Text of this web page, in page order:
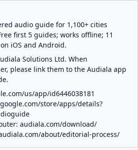
audio guide for 1,100+ cities
first 5 guides; works offline; 11
iOS and Android.
Solutions Ltd. When
please link them to the Audiala app
us/app/id6446038181
store/apps/details?
audiala.com/download/
about/editorial-process/